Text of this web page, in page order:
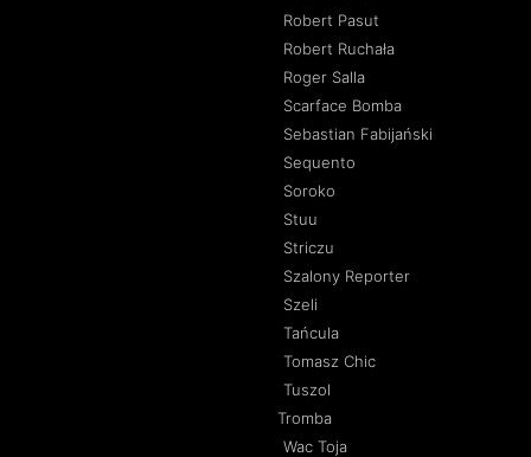
Robert Pasut
Robert Ruchała
Roger Salla
Scarface Bomba
Sebastian Fabijański
Sequento
Soroko
Stuu
Striczu
Szalony Reporter
Szeli
Tańcula
Tomasz Chic
Tuszol
Tromba
Wac Toja